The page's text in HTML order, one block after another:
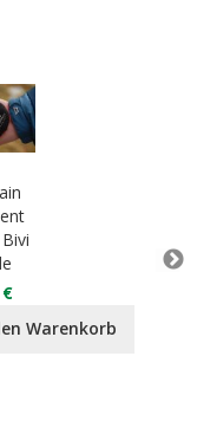
Warenkorb